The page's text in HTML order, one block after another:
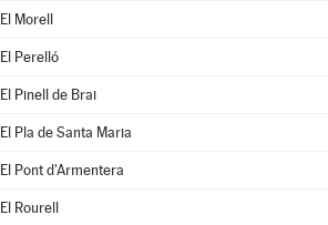
El Morell
El Perelló
El Pinell de Brai
El Pla de Santa Maria
El Pont d'Armentera
El Rourell